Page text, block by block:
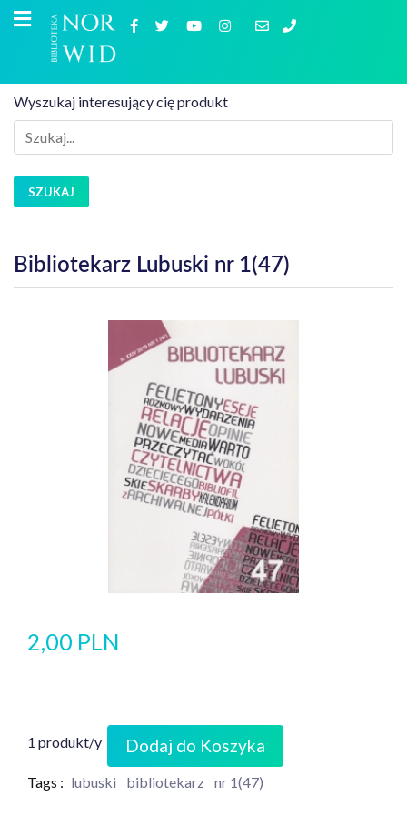
Wyszukaj interesujący cię produkt
SZUKAJ
Bibliotekarz Lubuski nr 1(47)
2,00 PLN
1 produkt/y Dodaj do Koszyka
Tags : lubuski bibliotekarz nr 1(47)